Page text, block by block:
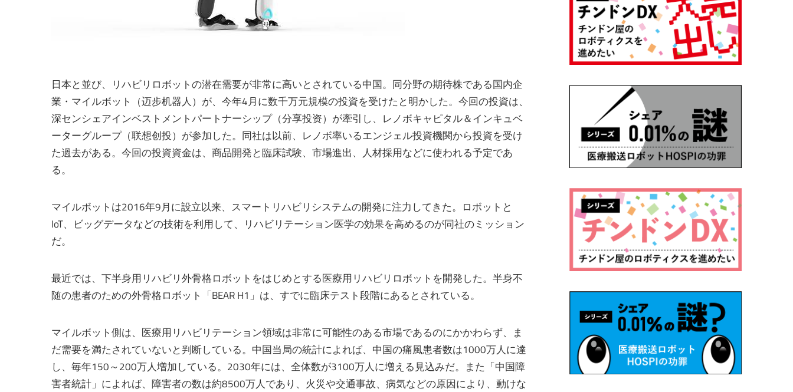
日本と並び、リハビリロボットの潜在需要が非常に高いとされている中国。同分野の期待株である国内企
業・マイルボット（迈步机器人）が、今年4月に数千万元規模の投資を受けたと明かした。今回の投資は、
深センシェアインベストメントパートナーシップ（分享投资）が牽引し、レノボキャピタル＆インキュベ
ーターグループ（联想创投）が参加した。同社は以前、レノボ率いるエンジェル投資機関から投資を受け
た過去がある。今回の投資資金は、商品開発と臨床試験、市場進出、人材採用などに使われる予定であ
る。
マイルボットは2016年9月に設立以来、スマートリハビリシステムの開発に注力してきた。ロボットと
IoT、ビッグデータなどの技術を利用して、リハビリテーション医学の効果を高めるのが同社のミッション
だ。
最近では、下半身用リハビリ外骨格ロボットをはじめとする医療用リハビリロボットを開発した。半身不
随の患者のための外骨格ロボット「BEAR H1」は、すでに臨床テスト段階にあるとされている。
マイルボット側は、医療用リハビリテーション領域は非常に可能性のある市場であるのにかかわらず、ま
だ需要を満たされていないと判断している。中国当局の統計によれば、中国の痛風患者数は1000万人に達
し、毎年150～200万人増加している。2030年には、全体数が3100万人に増える見込みだ。また「中国障
害者統計」によれば、障害者の数は約8500万人であり、火災や交通事故、病気などの原因により、動けな